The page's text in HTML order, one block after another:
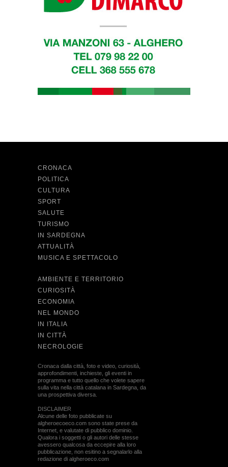
CRONACA
POLITICA
CULTURA
SPORT
SALUTE
TURISMO
IN SARDEGNA
ATTUALITÀ
MUSICA E SPETTACOLO
AMBIENTE E TERRITORIO
CURIOSITÀ
ECONOMIA
NEL MONDO
IN ITALIA
IN CITTÀ
NECROLOGIE
Cronaca dalla città, foto e video, curiosità,
approfondimenti, inchieste, gli eventi in
programma e tutto quello che volete sapere
sulla vita nella città catalana in Sardegna, da
una prospettiva diversa.
DISCLAIMER
Alcune delle foto pubblicate su
algheroecoeco.com sono state prese da
Internet, e valutate di pubblico dominio.
Qualora i soggetti o gli autori delle stesse
avessero qualcosa da eccepire alla loro
pubblicazione, non esitino a segnalarlo alla
redazione di algheroeco.com